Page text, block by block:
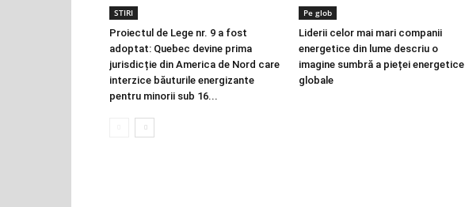
STIRI
Proiectul de Lege nr. 9 a fost
adoptat: Quebec devine prima
jurisdicție din America de Nord care
interzice băuturile energizante
pentru minorii sub 16...
Pe glob
Liderii celor mai mari companii
energetice din lume descriu o
imagine sumbră a pieței energetice
globale